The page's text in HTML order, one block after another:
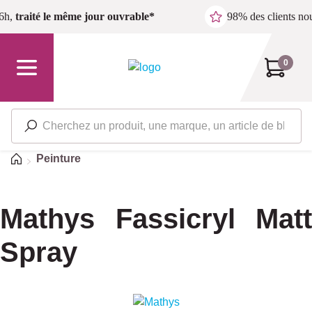
Passer au contenu principal
traité le même jour ouvrable* 98% des clients
0
AccueilPeinture
Mathys Fassicryl Matt
Spray